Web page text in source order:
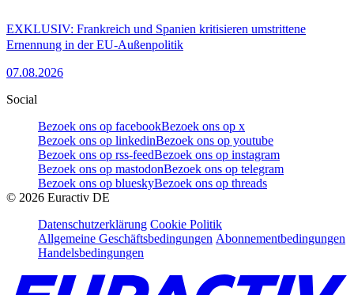
EXKLUSIV: Frankreich und Spanien kritisieren umstrittene
Ernennung in der EU-Außenpolitik
07.08.2026
Social
Bezoek ons op facebookBezoek ons op x
Bezoek ons op linkedinBezoek ons op youtube
Bezoek ons op rss-feedBezoek ons op instagram
Bezoek ons op mastodonBezoek ons op telegram
Bezoek ons op blueskyBezoek ons op threads
© 2026 Euractiv DE
Datenschutzerklärung Cookie Politik
Allgemeine Geschäftsbedingungen Abonnementbedingungen
Handelsbedingungen